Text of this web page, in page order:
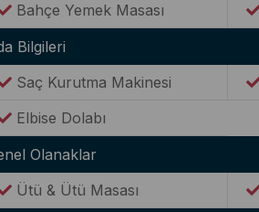
Bahçe Yemek Masası
Bilgileri
Saç Kurutma Makinesi
Elbise Dolabı
Olanaklar
Ütü & Ütü Masası